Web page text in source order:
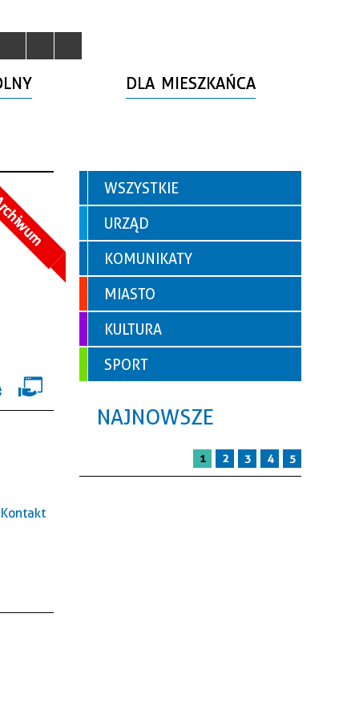
DLA MIESZKAŃCA
Kontakt
WSZYSTKIE
URZĄD
KOMUNIKATY
MIASTO
KULTURA
SPORT
NAJNOWSZE
1 2 3 4 5